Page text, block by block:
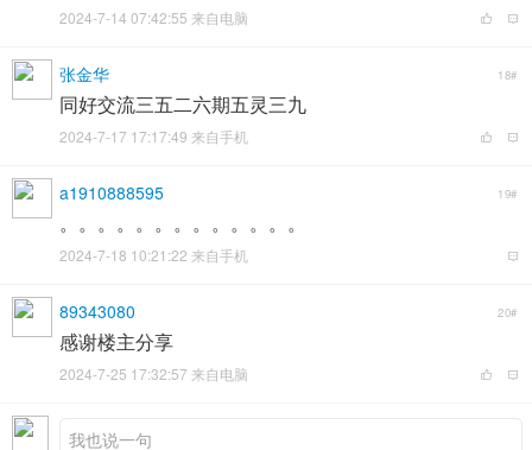
2024-7-14 07:42:55 来自电脑
张金华 18#
同好交流三五二六期五灵三九
2024-7-17 17:17:49 来自手机
a1910888595 19#
。。。。。。。。。。。。。
2024-7-18 10:21:22 来自手机
89343080 20#
感谢楼主分享
2024-7-25 17:32:57 来自电脑